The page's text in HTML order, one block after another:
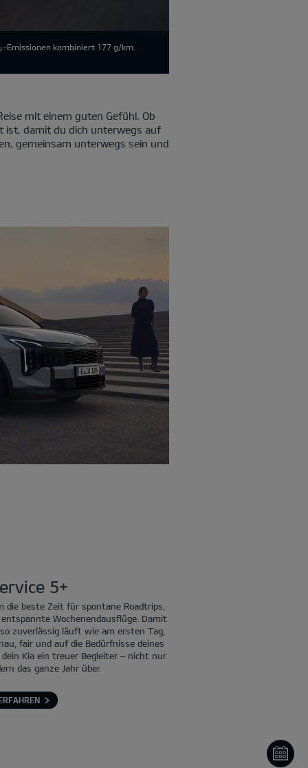
Emissionen kombiniert 177 g/km.
mit einem guten Gefühl. Ob
ist, damit du dich unterwegs auf
gemeinsam unterwegs sein und
5+
die beste Zeit für spontane Roadtrips,
Wochenendausflüge. Damit
zuverlässig läuft wie am ersten Tag,
fair und auf die Bedürfnisse deines
Kia ein treuer Begleiter – nicht nur
das ganze Jahr über.